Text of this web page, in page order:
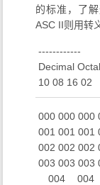
的标准，了
ASC II则用转
​ ------------
Decimal
​ 10 08 16 02
000 000 000
001 001 001
002 002 002
003 003 003
004 004